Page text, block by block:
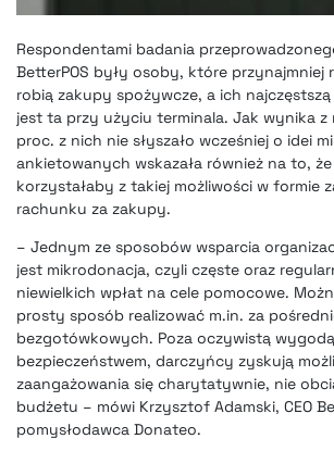
Respondentami badania
BetterPOS były osoby, które przynajmniej
robią zakupy spożywcze, a ich
jest ta przy użyciu terminala. Jak wynika z
proc. z nich nie słyszało wcześniej o idei
ankietowanych wskazała również na to,
korzystałaby z takiej możliwości w formie
rachunku za zakupy.
– Jednym ze sposobów wsparcia
jest mikrodonacja, czyli częste oraz
niewielkich wpłat na cele pomocowe.
prosty sposób realizować m.in. za
bezgotówkowych. Poza oczywistą
bezpieczeństwem, darczyńcy zyskują
zaangażowania się charytatywnie, nie
budżetu – mówi Krzysztof Adamski, CEO
pomysłodawca Donateo.